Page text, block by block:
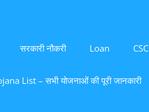
सरकारी नौकरी Loan CSC
List – सभी योजनाओं की पूरी जानकारी